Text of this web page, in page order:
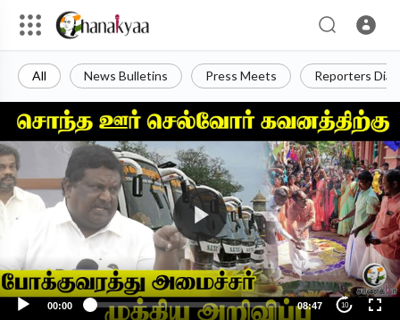
All News Bulletins Press Meets Reporters
00:00 08:47 10